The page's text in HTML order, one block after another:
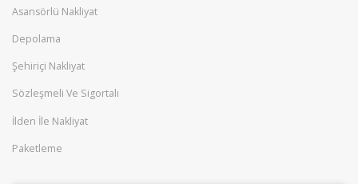
Asansörlü Nakliyat
Depolama
Şehiriçi Nakliyat
Sözleşmeli Ve Sigortalı
İlden İle Nakliyat
Paketleme